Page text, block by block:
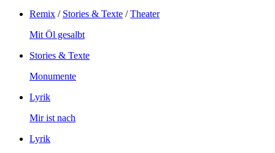
Remix / Stories & Texte /Theater
Mit Öl gesalbt
Stories & Texte
Monumente
Lyrik
Mir ist nach
Lyrik